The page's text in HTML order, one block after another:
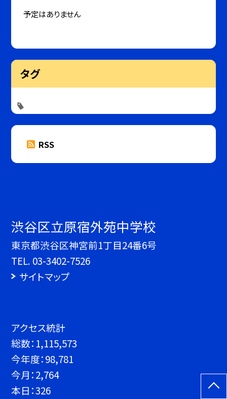
予定はありません
タグ
RSS
渋谷区立原宿外苑中学校
東京都渋谷区神宮前1丁目24番6号
TEL. 03-3402-7526
サイトマップ
アクセス統計
総数： 1,115,573
今年度：98,781
今月：2,764
本日：326